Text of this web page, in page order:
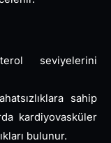
seviyelerini
sahip
kardiyovasküler
bulunur.